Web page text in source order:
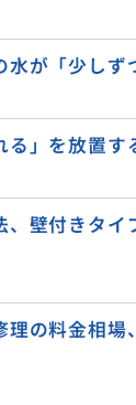
水が「少しず
る」を放置
、壁付きタイ
理の料金相